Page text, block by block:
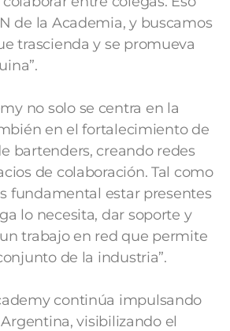
de la Academia, y buscamos
trascienda y se promueva
no solo se centra en la
en el fortalecimiento de
bartenders, creando redes
de colaboración. Tal como
fundamental estar presentes
lo necesita, dar soporte y
trabajo en red que permite
de la industria”.
continúa impulsando
visibilizando el